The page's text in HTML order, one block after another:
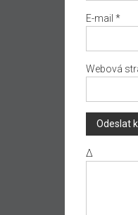
E-mail *
Webová
Δ